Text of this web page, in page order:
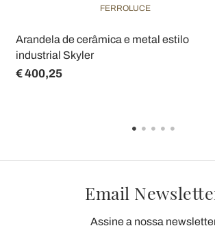
FERROLUCE
Arandela de cerâmica e metal estilo
industrial Skyler
€ 400,25
Email
Assine a nossa